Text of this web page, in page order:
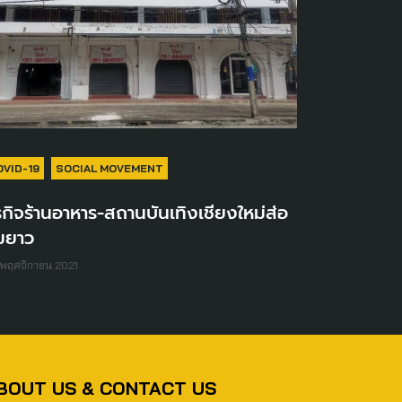
19 SOCIAL MOVEMENT
จร้านอาหาร-สถานบันเทิงเชียงใหม่ส่อ
าว
ฤศจิกายน 2021
US & CONTACT US